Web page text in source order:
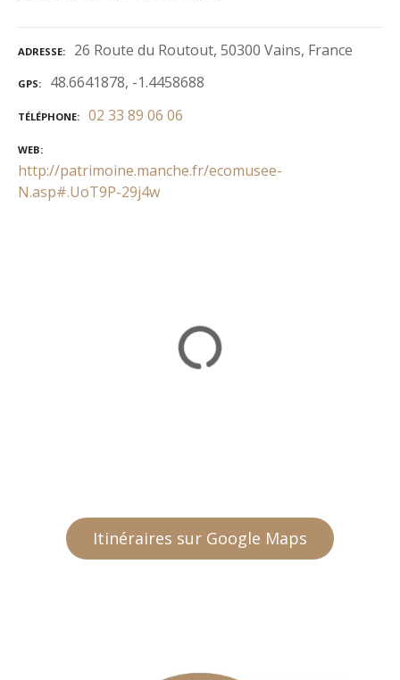
ADRESSE 26 Route du Routout, 50300 Vains, France
GPS 48.6641878, -1.4458688
TÉLÉPHONE 02 33 89 06 06
WEB
http://patrimoine.manche.fr/ecomusee-
N.asp#.UoT9P-29j4w
Itinéraires sur Google Maps